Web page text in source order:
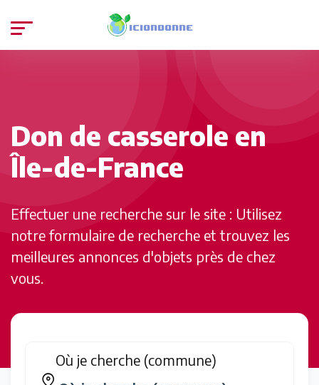
Don de casserole en
Île-de-France
Effectuer une recherche sur le site : Utilisez
notre formulaire de recherche et trouvez les
meilleures annonces d'objets près de chez
vous.
Où je cherche (commune)